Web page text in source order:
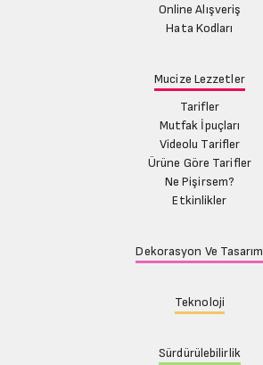
Online Alışveriş
Hata Kodları
Mucize Lezzetler
Tarifler
Mutfak İpuçları
Videolu Tarifler
Ürüne Göre Tarifler
Ne Pişirsem?
Etkinlikler
Dekorasyon Ve Tasarım
Teknoloji
Sürdürülebilirlik